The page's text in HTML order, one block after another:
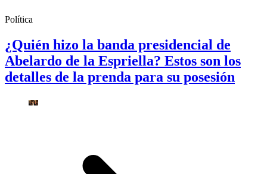
Política
¿Quién hizo la banda presidencial de
Abelardo de la Espriella? Estos son los
detalles de la prenda para su posesión